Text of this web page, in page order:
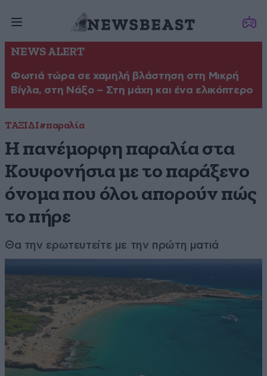
NEWS ALERT
Φωτιά τώρα σε χαμηλή βλάστηση στη Μικρή
Βίγλα, στη Νάξο – Στη μάχη και ένα ελικόπτερο
ΤΑΞΙΔΙ#παραλία
Η πανέμορφη παραλία στα
Κουφονήσια με το παράξενο
όνομα που όλοι απορούν πώς
το πήρε
Θα την ερωτευτείτε με την πρώτη ματιά